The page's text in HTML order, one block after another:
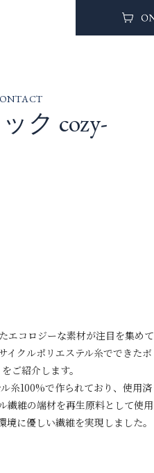
ク cozy-
エコロジーな素材が注目を集めて
イクルポリエステル糸でできたボ
ご紹介します。
糸100%で作られており、使用済
繊維の端材を再生原料として使用
に優しい繊維を実現しました。